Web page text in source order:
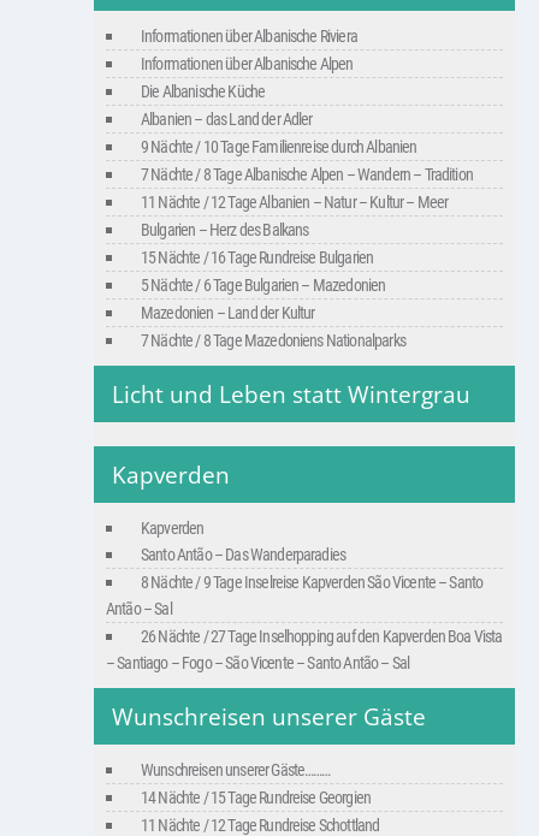
Informationen über Albanische Riviera
Informationen über Albanische Alpen
Die Albanische Küche
Albanien – das Land der Adler
9 Nächte / 10 Tage Familienreise durch Albanien
7 Nächte / 8 Tage Albanische Alpen – Wandern – Tradition
11 Nächte / 12 Tage Albanien – Natur – Kultur – Meer
Bulgarien – Herz des Balkans
15 Nächte / 16 Tage Rundreise Bulgarien
5 Nächte / 6 Tage Bulgarien – Mazedonien
Mazedonien – Land der Kultur
7 Nächte / 8 Tage Mazedoniens Nationalparks
Licht und Leben statt Wintergrau
Kapverden
Kapverden
Santo Antão – Das Wanderparadies
8 Nächte / 9 Tage Inselreise Kapverden São Vicente – Santo
Antão – Sal
26 Nächte / 27 Tage Inselhopping auf den Kapverden Boa Vista
– Santiago – Fogo – São Vicente – Santo Antão – Sal
Wunschreisen unserer Gäste
Wunschreisen unserer Gäste………
14 Nächte / 15 Tage Rundreise Georgien
11 Nächte / 12 Tage Rundreise Schottland